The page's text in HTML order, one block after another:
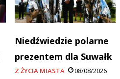
Niedźwiedzie polarne
prezentem dla Suwałk
Z ŻYCIA MIASTA 08/08/2026